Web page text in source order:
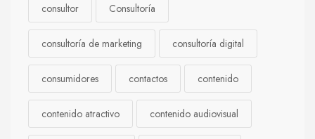
consultor Consultoría
consultoría de marketing consultoría digital
consumidores contactos contenido
contenido atractivo contenido audiovisual